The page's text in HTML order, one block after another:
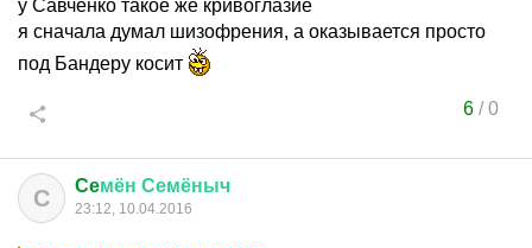
у Савченко такое же кривоглазие
я сначала думал шизофрения, а оказывается просто
под Бандеру косит
6/0
C Ceмён Семёныч
23:12, 10.04.2016